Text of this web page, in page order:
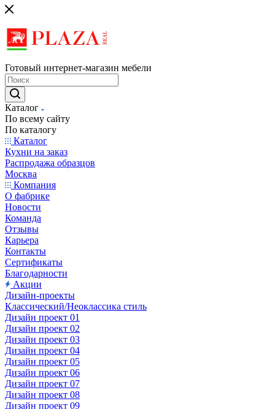
Готовый интернет-магазин мебели
Каталог
По всему сайту
По каталогу
Каталог
Кухни на заказ
Распродажа образцов
Москва
Компания
О фабрике
Новости
Команда
Отзывы
Карьера
Контакты
Сертификаты
Благодарности
Акции
Дизайн-проекты
Классический/Неоклассика стиль
Дизайн проект 01
Дизайн проект 02
Дизайн проект 03
Дизайн проект 04
Дизайн проект 05
Дизайн проект 06
Дизайн проект 07
Дизайн проект 08
Дизайн проект 09